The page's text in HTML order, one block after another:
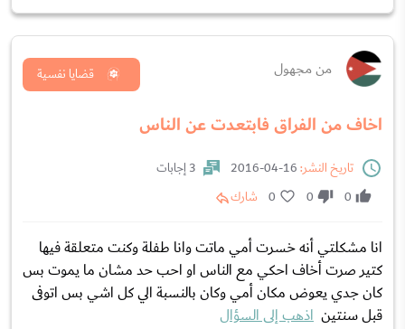
من مجهول
اخاف من الفراق فابتعدت عن الناس
قضايا نفسية
تاريخ النشر:
3 إجابات
0
0
0 شارك
انا مشكلتي أنه خسرت أمي ماتت وانا طفلة وكنت متعلقة فيها
كتير صرت أخاف احكي مع الناس او احب حد مشان ما يموت بس
كان جدي يعوض مكان أمي وكان بالنسبة الي كل اشي بس اتوفى
قبل سنتين اذهب إلى السؤال